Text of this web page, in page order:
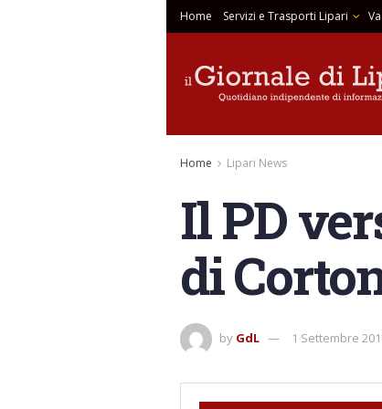
Home Servizi e Trasporti Lipari
Home Lipari News
Il PD
di
by GdL 1 Settembre